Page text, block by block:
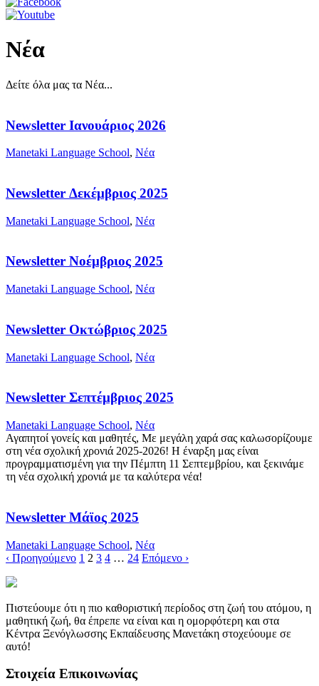
Νέα
Δείτε όλα μας τα Νέα...
Newsletter Ιανουάριος 2026
Manetaki Language School, Νέα
Newsletter Δεκέμβριος 2025
Manetaki Language School, Νέα
Newsletter Νοέμβριος 2025
Manetaki Language School, Νέα
Newsletter Οκτώβριος 2025
Manetaki Language School, Νέα
Newsletter Σεπτέμβριος 2025
Manetaki Language School, Νέα
Αγαπητοί γονείς και μαθητές, Με μεγάλη χαρά σας καλωσορίζουμε
στη νέα σχολική χρονιά 2025-2026! Η έναρξη μας είναι
προγραμματισμένη για την Πέμπτη 11 Σεπτεμβρίου, και ξεκινάμε
τη νέα σχολική χρονιά με τα καλύτερα νέα!
Newsletter Μάϊος 2025
Manetaki Language School, Νέα
‹ Προηγούμενο 1 2 3 4 … 24 Επόμενο ›
Πιστεύουμε ότι η πιο καθοριστική περίοδος στη ζωή του ατόμου, η
μαθητική ζωή, θα έπρεπε να είναι και η ομορφότερη και στα
Κέντρα Ξενόγλωσσης Εκπαίδευσης Μανετάκη στοχεύουμε σε
αυτό!
Στοιχεία Επικοινωνίας